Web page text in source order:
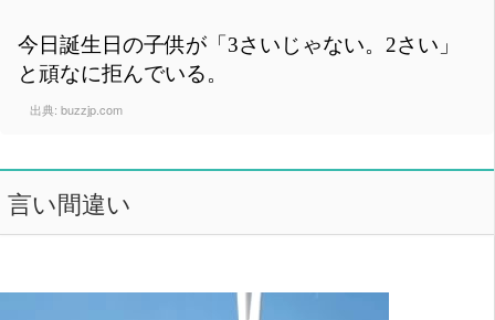
今日誕生日の子供が「3さいじゃない。2さい」
と頑なに拒んでいる。
出典: buzzjp.com
言い間違い